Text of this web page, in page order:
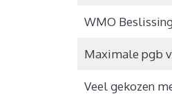
WMO
Maximale pgb
Veel gekozen